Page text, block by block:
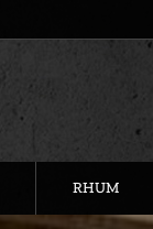
RHUM